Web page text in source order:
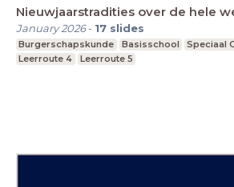
Nieuwjaarstradities over de hele
January 2026- 17 slides
Burgerschapskunde Basisschool
Speciaal
Leerroute 4
Leerroute 5